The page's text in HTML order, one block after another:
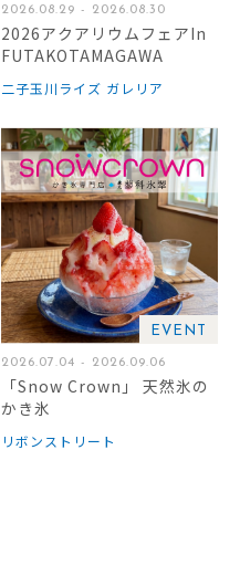
2026.08.29 - 2026.08.30
2026アクアリウムフェアIn
FUTAKOTAMAGAWA
二子玉川ライズ ガレリア
EVENT
2026.07.04 - 2026.09.06
「Snow Crown」 天然氷の
かき氷
リボンストリート